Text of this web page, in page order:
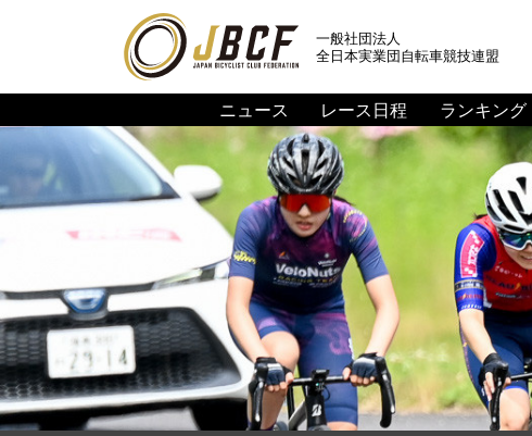
一般社団法人
全日本実業団自転車競技連盟
ニュース レース日程 ランキング